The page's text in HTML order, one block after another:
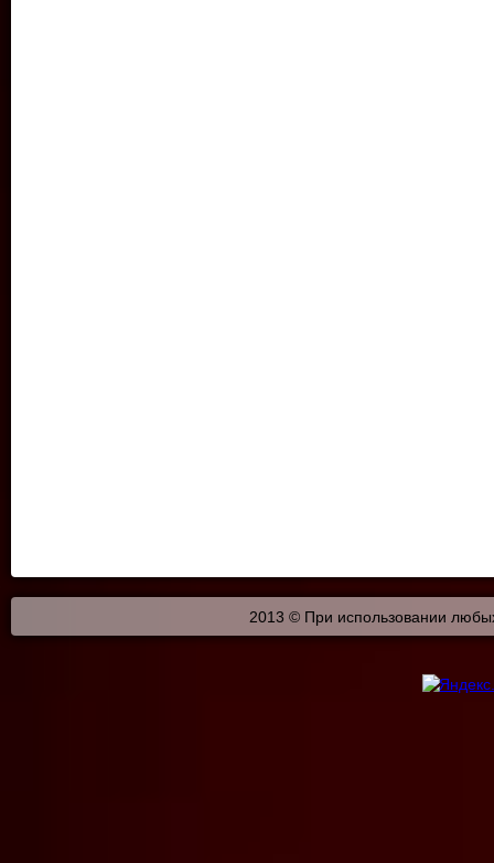
2013 © При использовании